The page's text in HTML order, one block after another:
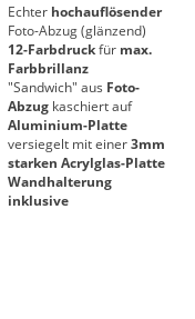
Echter hochauflösender
Foto-Abzug (glänzend)
12-Farbdruckfür max.
Farbbrillanz
"Sandwich" aus Foto-
Abzug kaschiert auf
Aluminium-Platte
versiegelt mit einer3mm
starken Acrylglas-Platte
Wandhalterung
inklusive